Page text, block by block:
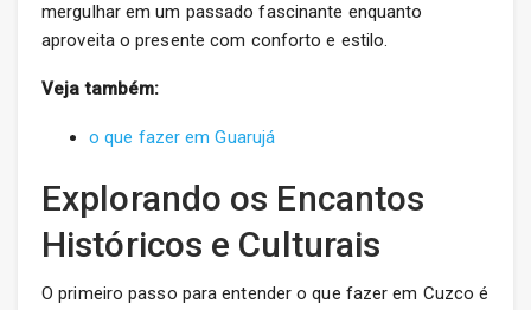
mergulhar em um passado fascinante enquanto
aproveita o presente com conforto e estilo.
Veja também:
o que fazer em Guarujá
Explorando os Encantos
Históricos e Culturais
O primeiro passo para entender o que fazer em Cuzco é